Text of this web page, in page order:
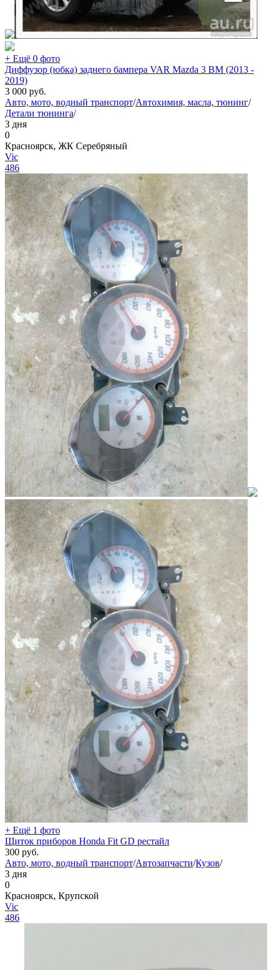
+ Ещё 0 фото
Диффузор (юбка) заднего бампера VAR Mazda 3 BM (2013 -
2019)
3 000 руб.
Авто, мото, водный транспорт/Автохимия, масла, тюнинг/
Детали тюнинга/
3 дня
0
Красноярск, ЖК Серебряный
Vic
486
+ Ещё 1 фото
Щиток приборов Honda Fit GD рестайл
300 руб.
Авто, мото, водный транспорт/Автозапчасти/Кузов/
3 дня
0
Красноярск, Крупской
Vic
486